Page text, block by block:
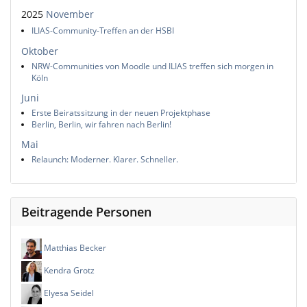
2025 November
ILIAS-Community-Treffen an der HSBI
Oktober
NRW-Communities von Moodle und ILIAS treffen sich morgen in
Köln
Juni
Erste Beiratssitzung in der neuen Projektphase
Berlin, Berlin, wir fahren nach Berlin!
Mai
Relaunch: Moderner. Klarer. Schneller.
Beitragende Personen
Matthias Becker
Kendra Grotz
Elyesa Seidel